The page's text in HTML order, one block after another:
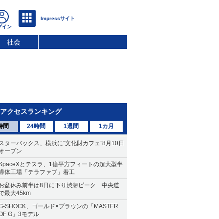
社会
アクセスランキング
間 24時間 1週間 1カ月
ターバックス、横浜に“文化財カフェ”8月10日
ープン
とテスラ、1億平方フィートの超大型半
体工場「テラファブ」着工
盆休み前半は8日に下り渋滞ピーク 中央道
最大45km
SHOCK、ゴールド×ブラウンの「MASTER
G」3モデル